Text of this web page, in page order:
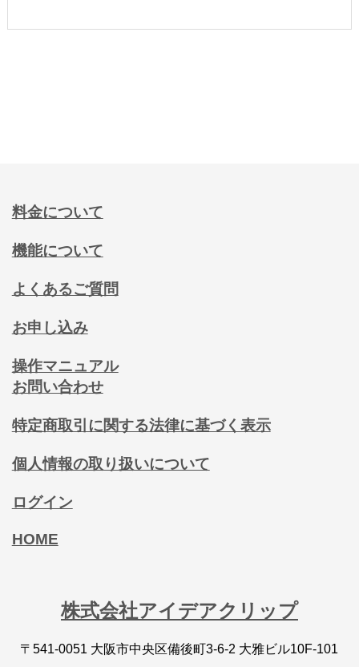
料金について
機能について
よくあるご質問
お申し込み
操作マニュアル
お問い合わせ
特定商取引に関する法律に基づく表示
個人情報の取り扱いについて
ログイン
HOME
株式会社アイデアクリップ
〒541-0051 大阪市中央区備後町3-6-2 大雅ビル10F-101